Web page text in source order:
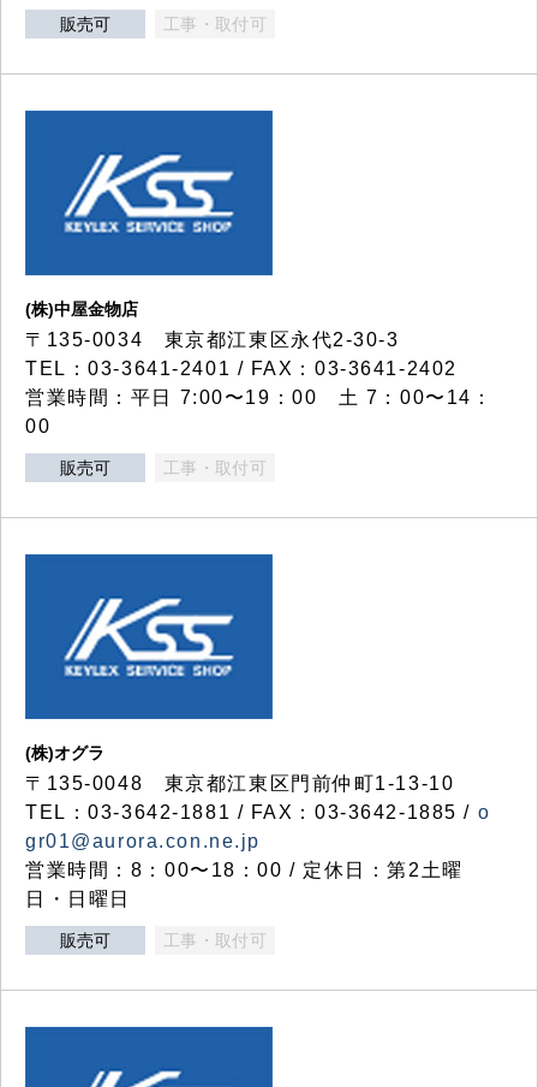
販売可 工事・取付可
(株)中屋金物店
〒135-0034 東京都江東区永代2-30-3
TEL：03-3641-2401 / FAX：03-3641-2402
営業時間：平日 7:00〜19：00 土 7：00〜14：
00
販売可 工事・取付可
(株)オグラ
〒135-0048 東京都江東区門前仲町1-13-10
TEL：03-3642-1881 / FAX：03-3642-1885 / o
gr01@aurora.con.ne.jp
営業時間：8：00〜18：00 / 定休日：第2土曜
日・日曜日
販売可 工事・取付可